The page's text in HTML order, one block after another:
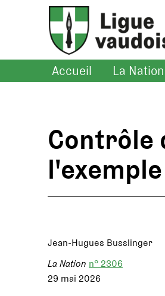
Accueil La Nation
Contrôle
Jean-Hugues Busslinger
La Nation n° 2306
29 mai 2026